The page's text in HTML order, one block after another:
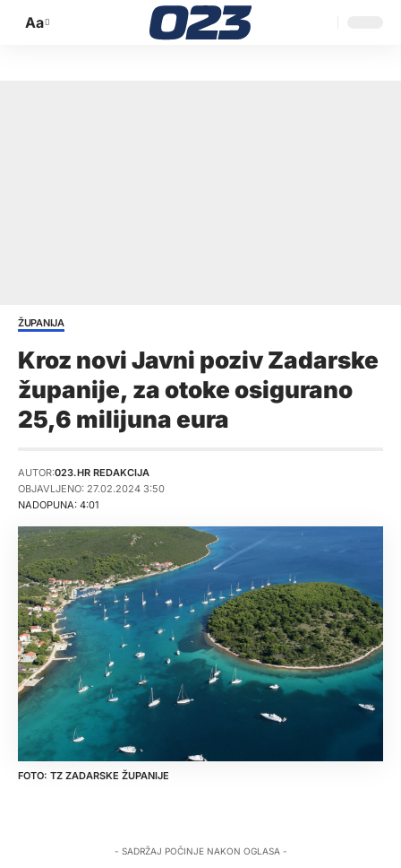
Promijeni
Aa
ŽUPANIJA
Kroz novi Javni poziv Zadarske
županije, za otoke osigurano
25,6 milijuna eura
NADOPUNA: 4:01
AUTOR:023.HR REDAKCIJA
OBJAVLJENO: 27.02.2024 3:50
TZ ZADARSKE ŽUPANIJE
- SADRŽAJ POČINJE NAKON OGLASA -